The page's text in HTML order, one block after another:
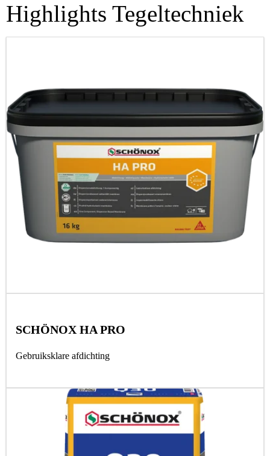
Highlights Tegeltechniek
SCHÖNOX HA PRO
Gebruiksklare afdichting